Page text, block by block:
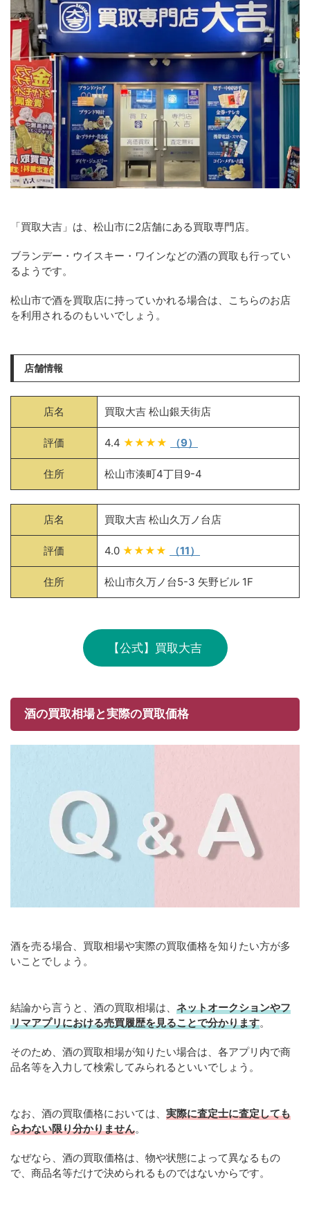
「買取大吉」は、松山市に2店舗にある買取専門店。
ブランデー・ウイスキー・ワインなどの酒の買取も行ってい
るようです。
松山市で酒を買取店に持っていかれる場合は、こちらのお店
を利用されるのもいいでしょう。
店舗情報
店名 買取大吉 松山銀天街店
評価 4.4 ★★★★ （9）
住所 松山市湊町4丁目9-4
店名 買取大吉 松山久万ノ台店
評価 4.0 ★★★★ （11）
住所 松山市久万ノ台5-3 矢野ビル 1F
【公式】買取大吉
酒の買取相場と実際の買取価格
酒を売る場合、買取相場や実際の買取価格を知りたい方が多
いことでしょう。
結論から言うと、酒の買取相場は、 ネットオークションやフ
リマアプリにおける売買履歴を見ることで分かります。
そのため、酒の買取相場が知りたい場合は、各アプリ内で商
品名等を入力して検索してみられるといいでしょう。
なお、酒の買取価格においては、 実際に査定士に査定しても
らわない限り分かりません。
なぜなら、酒の買取価格は、物や状態によって異なるもの
で、商品名等だけで決められるものではないからです。